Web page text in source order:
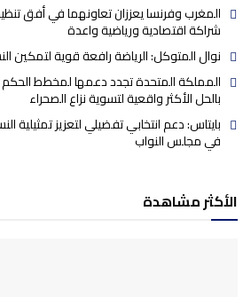
شراكة اقتصادية ورياضية واعدة
نوال المتوكل: الرياضة رافعة قوية لتمكين
المملكة المتحدة تجدد دعمها لمخطط
بالحل الأكثر واقعية لتسوية نزاع الصحراء
بايتاس: دعم انتخابي تفضيلي لتعزيز تمثيلية
في مجلس النواب
الأكثر مشاهدة